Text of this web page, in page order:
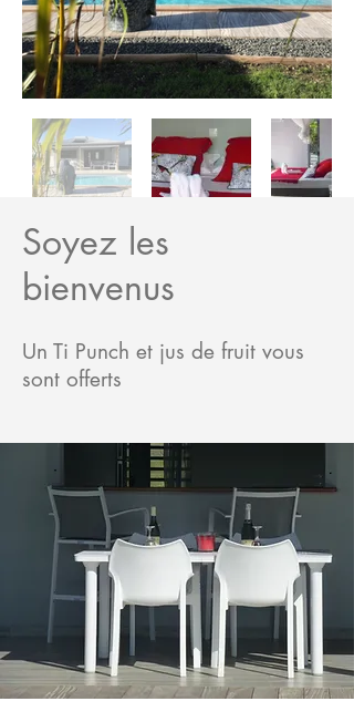
Soyez les
bienvenus
Un Ti Punch et jus de fruit vous
sont offerts